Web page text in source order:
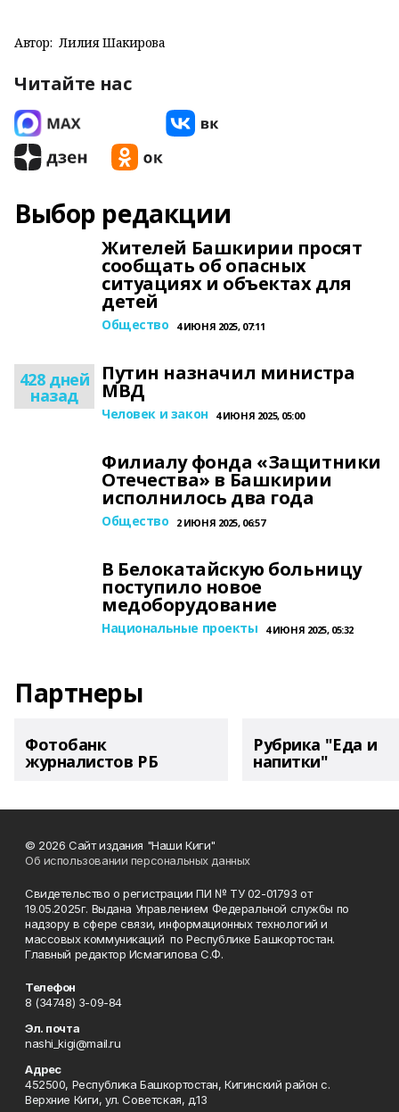
Автор: Лилия Шакирова
Читайте нас
Выбор редакции
Жителей Башкирии просят
сообщать об опасных
ситуациях и объектах для
детей
Общество 4 ИЮНЯ 2025, 07:11
428 дней
назад
Путин назначил министра
МВД
Человек и закон 4 ИЮНЯ 2025, 05:00
Филиалу фонда «Защитники
Отечества» в Башкирии
исполнилось два года
Общество 2 ИЮНЯ 2025, 06:57
В Белокатайскую больницу
поступило новое
медоборудование
Национальные проекты 4 ИЮНЯ 2025, 05:32
Партнеры
Фотобанк
журналистов РБ
Рубрика "Еда и
напитки"
© 2026 Сайт издания "Наши Киги"
Об использовании персональных данных
Свидетельство о регистрации ПИ № ТУ 02-01793 от
19.05.2025г. Выдана Управлением Федеральной службы по
надзору в сфере связи, информационных технологий и
массовых коммуникаций по Республике Башкортостан.
Главный редактор Исмагилова С.Ф.
Телефон
8 (34748) 3-09-84
Эл. почта
nashi_kigi@mail.ru
Адрес
452500, Республика Башкортостан, Кигинский район с.
Верхние Киги, ул. Советская, д.13